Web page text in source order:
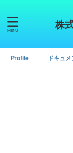
株
Profile ドキュ